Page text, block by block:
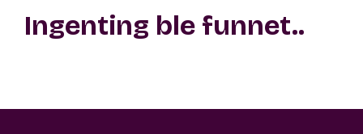
Ingenting ble funnet..